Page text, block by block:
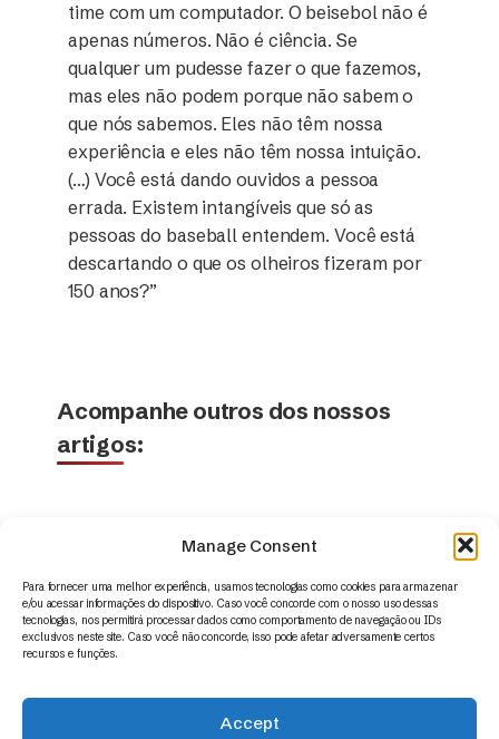
Manage Consent
Para fornecer uma melhor experiência, usamos tecnologias como cookies para armazenar
e/ou acessar informações do dispositivo. Caso você concorde com o nosso uso dessas
tecnologias, nos permitirá processar dados como comportamento de navegação ou IDs
exclusivos neste site. Caso você não concorde, isso pode afetar adversamente certos
recursos e funções.
Accept
time com um computador. O beisebol não é
apenas números. Não é ciência. Se
qualquer um pudesse fazer o que fazemos,
mas eles não podem porque não sabem o
que nós sabemos. Eles não têm nossa
experiência e eles não têm nossa intuição.
(…) Você está dando ouvidos a pessoa
errada. Existem intangíveis que só as
pessoas do baseball entendem. Você está
descartando o que os olheiros fizeram por
150 anos?”
Acompanhe outros dos nossos
artigos:
© 2014 – 2026 | Appus HR Analytics – www.appus.com –